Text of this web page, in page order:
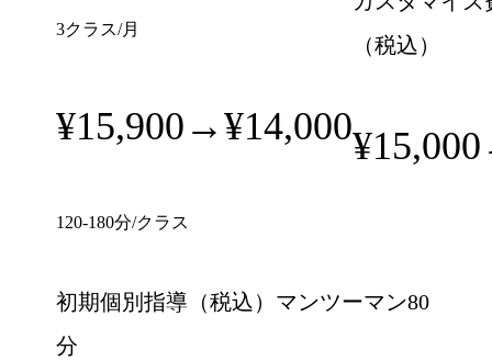
3クラス/月
¥15,900→¥14,000
120-180分/クラス
（税込）
初期個別指導（税込）マンツーマン80
分